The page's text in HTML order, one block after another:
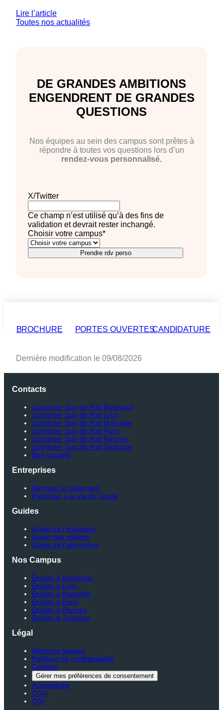
Lire l’article
Toutes nos actualités
DE GRANDES AMBITIONS
ENGENDRENT DE GRANDES
QUESTIONS
Nos équipes au sein des campus sont prêtes à
répondre à toutes vos questions lors d’un
rendez-vous personnalisé.
X/Twitter
Ce champ n’est utilisé qu’à des fins de
validation et devrait rester inchangé.
Choisir votre campus*
Prendre rdv perso
BROCHURE PORTES OUVERTESCANDIDATURE
Dernière modification le 09/08/2026
Contacts
Contacter Sup de Pub Bordeaux
Contacter Sup de Pub Lyon
Contacter Sup de Pub Marseille
Contacter Sup de Pub Paris
Contacter Sup de Pub Rennes
Contacter Sup de Pub Toulouse
Être rappelé
Entreprises
Recruter un alternant
Participer à la vie de l’école
Guides
Guide de l’éducation
Guide des métiers
Guide de l’alternance
Nos Campus
Étudier à Bordeaux
Étudier à Lyon
Étudier à Marseille
Étudier à Paris
Étudier à Rennes
Étudier à Toulouse
Légal
Mentions légales
Politique de confidentialité
Cookies
Gérer mes préférences de consentement
Accessibilité
CGU
CGI